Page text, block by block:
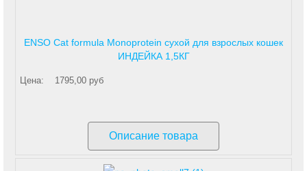
ENSO Cat formula Monoprotein сухой для взрослых кошек
ИНДЕЙКА 1,5КГ
Цена: 1795,00 руб
Описание товара